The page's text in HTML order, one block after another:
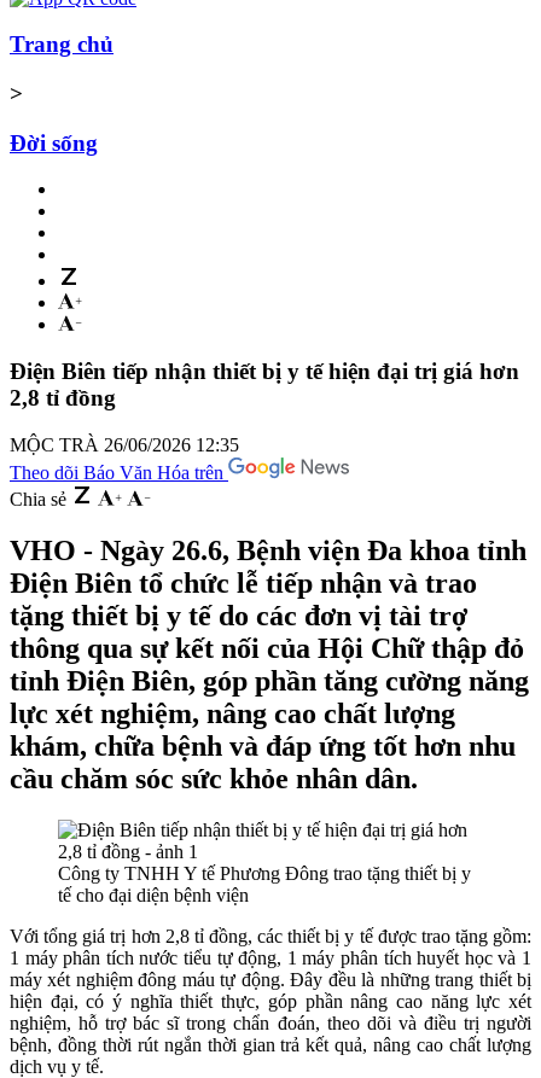
Trang chủ
>
Đời sống
Điện Biên tiếp nhận thiết bị y tế hiện đại trị giá hơn
2,8 tỉ đồng
MỘC TRÀ 26/06/2026 12:35
Theo dõi Báo Văn Hóa trên
Chia sẻ
VHO - Ngày 26.6, Bệnh viện Đa khoa tỉnh
Điện Biên tổ chức lễ tiếp nhận và trao
tặng thiết bị y tế do các đơn vị tài trợ
thông qua sự kết nối của Hội Chữ thập đỏ
tỉnh Điện Biên, góp phần tăng cường năng
lực xét nghiệm, nâng cao chất lượng
khám, chữa bệnh và đáp ứng tốt hơn nhu
cầu chăm sóc sức khỏe nhân dân.
Công ty TNHH Y tế Phương Đông trao tặng thiết bị y
tế cho đại diện bệnh viện
Với tổng giá trị hơn 2,8 tỉ đồng, các thiết bị y tế được trao tặng gồm:
1 máy phân tích nước tiểu tự động, 1 máy phân tích huyết học và 1
máy xét nghiệm đông máu tự động. Đây đều là những trang thiết bị
hiện đại, có ý nghĩa thiết thực, góp phần nâng cao năng lực xét
nghiệm, hỗ trợ bác sĩ trong chẩn đoán, theo dõi và điều trị người
bệnh, đồng thời rút ngắn thời gian trả kết quả, nâng cao chất lượng
dịch vụ y tế.